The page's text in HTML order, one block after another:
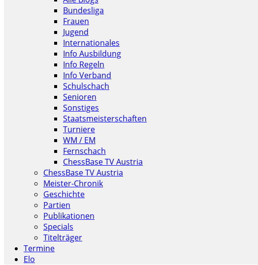
Bundesliga
Frauen
Jugend
Internationales
Info Ausbildung
Info Regeln
Info Verband
Schulschach
Senioren
Sonstiges
Staatsmeisterschaften
Turniere
WM / EM
Fernschach
ChessBase TV Austria
ChessBase TV Austria
Meister-Chronik
Geschichte
Partien
Publikationen
Specials
Titelträger
Termine
Elo